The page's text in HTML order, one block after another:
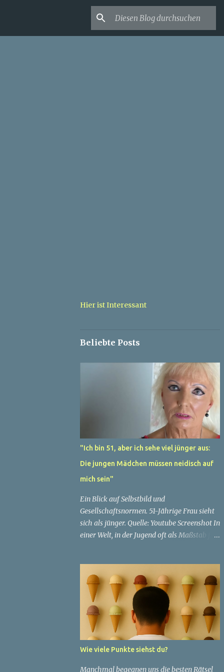
Hier ist Interessant
Beliebte Posts
"Ich bin 51, aber ich sehe viel jünger aus:
Die jungen Mädchen müssen neidisch auf
mich sein"
Ein Blick auf Selbstbild und
Gesellschaftsnormen. 51-Jährige Frau sieht
sich als jünger. Quelle: Youtube Screenshot In
einer Welt, in der Jugend oft als Maßstab für
bewahren. Aber was passiert, wenn jemand
sein eigenes Alter anders wahrnimmt als die
Gesellschaft es tut? Treten dann Selbstbild
und Realität in Konflikt? Ein faszinierendes
Beispiel für diese Diskrepanz ist die
Geschichte einer 51-jährigen Frau, deren
Überzeugung von ihrem Aussehen sie dazu
bringt, sich jünger zu fühlen, als die
Wie viele Punkte siehst du?
Manchmal begegnen uns die besten Rätsel